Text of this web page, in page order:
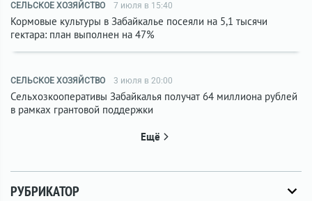
СЕЛЬСКОЕ ХОЗЯЙСТВО 7 июля в 15:40
Кормовые культуры в Забайкалье посеяли на 5,1 тысячи
гектара: план выполнен на 47%
СЕЛЬСКОЕ ХОЗЯЙСТВО 3 июля в 20:00
Сельхозкооперативы Забайкалья получат 64 миллиона рублей
в рамках грантовой поддержки
Ещё
РУБРИКАТОР